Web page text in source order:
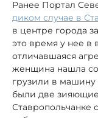
Ранее Портал
диком случае в
в центре города
это время у нее в
отличавшаяся
женщина нашла
грузили в
были две
Ставропольчанке